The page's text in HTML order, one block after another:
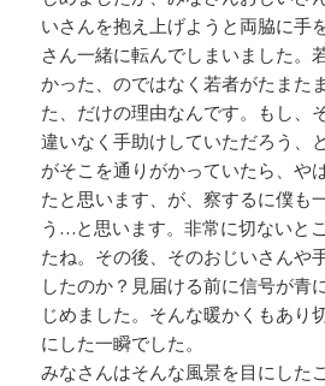
いさんを抱え上げようと両脇に手
さん一緒に転んでしまいました。
かった、のではなく若者がたまた
た、だけの理由なんです。もし、
違いなく手助けしていただろう、
がそこを通りがかっていたら、や
たと思います、が、察するに僕も
う…と思います。非常に切ないと
たね。その後、そのおじいさんや
したのか？見届ける前に信号が青
じめました。そんな暖かくもあり
にした一瞬でした。
みなさんはそんな風景を目にした